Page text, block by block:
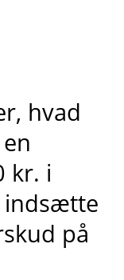
hvad
kr. i
indsætte
på